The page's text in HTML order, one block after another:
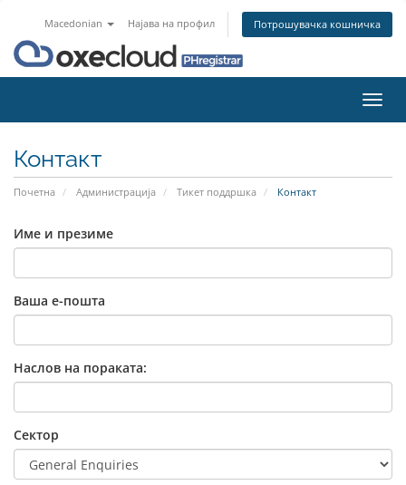
Macedonian Најава на профил Потрошувачка кошничка
ја
Контакт
Почетна Администрација Тикет поддршка Контакт
Име и презиме
Ваша е-пошта
Наслов на пораката:
Сектор